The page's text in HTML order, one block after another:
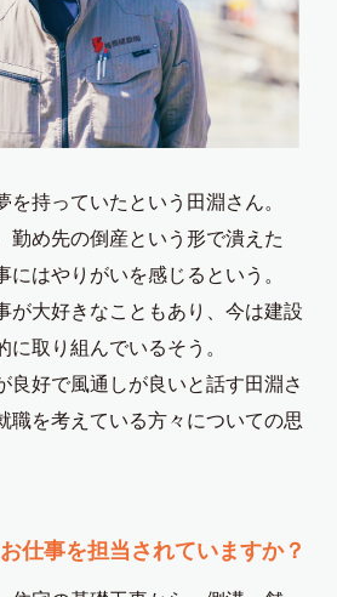
を持っていたという田淵さん。
勤め先の倒産という形で潰えた
にはやりがいを感じるという。
が大好きなこともあり、今は建設
に取り組んでいるそう。
良好で風通しが良いと話す田淵さ
職を考えている方々についての思
仕事を担当されていますか？